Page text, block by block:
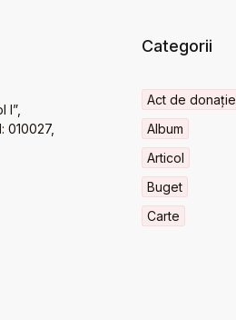
I”,
010027,
Categorii
Act de donație
Album
Articol
Buget
Carte